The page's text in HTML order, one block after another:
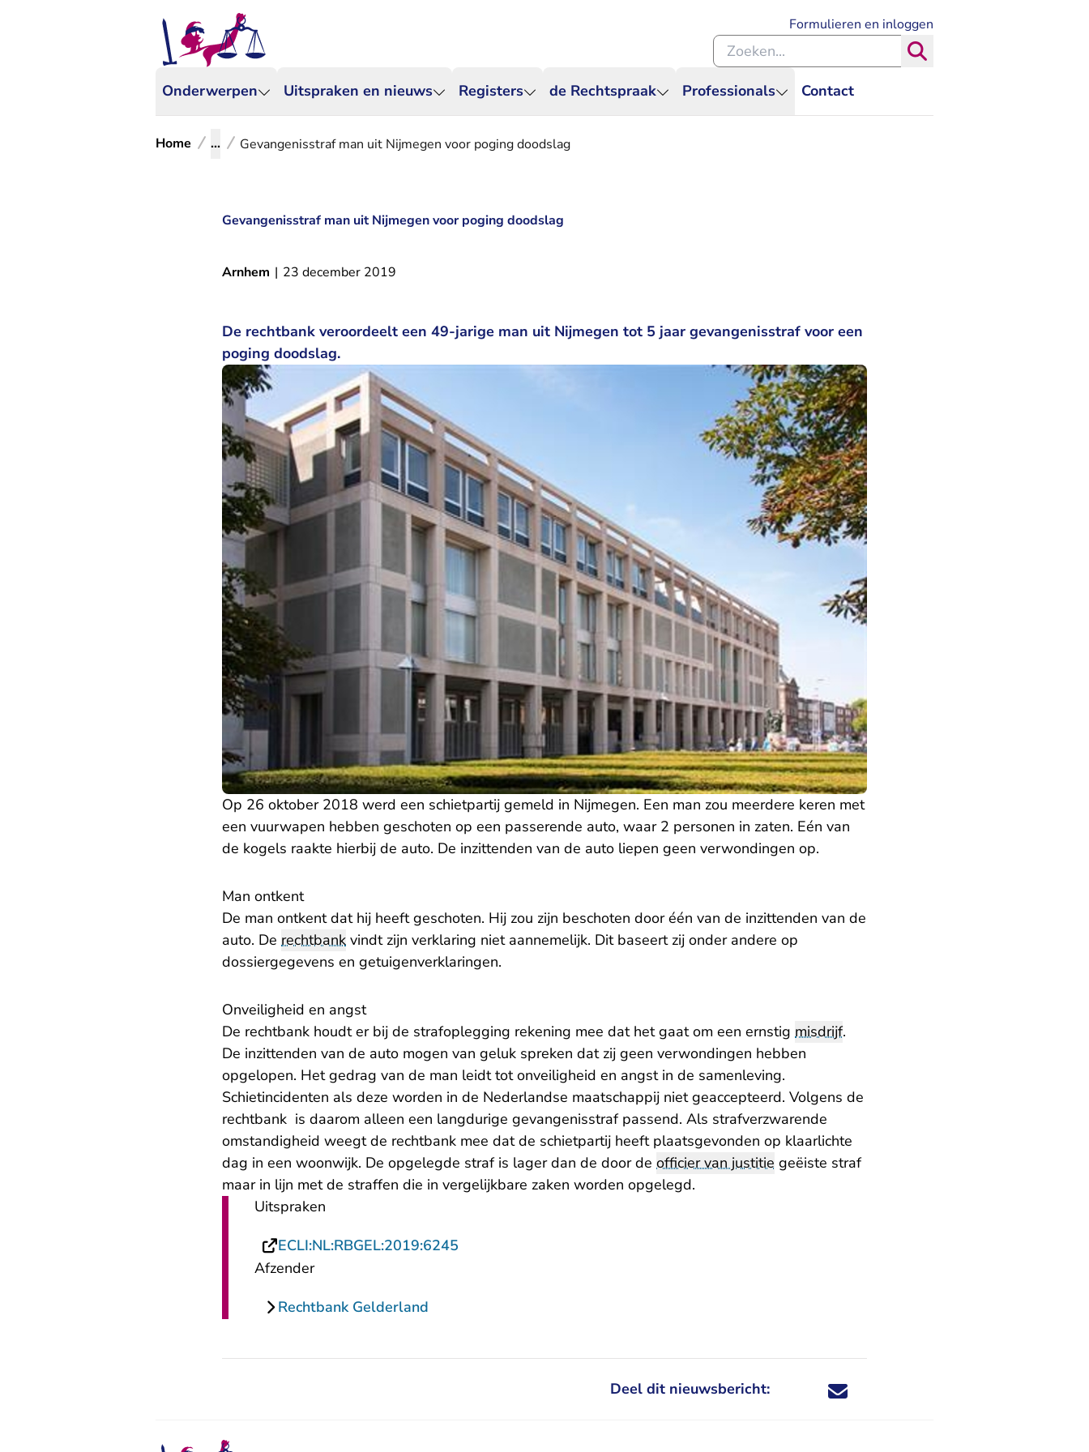
Onderwerpen Uitspraken en nieuws Registers de Rechtspraak Professionals Contact
Formulieren en inloggen
Zoeken binnen de Rechtspraak
Home ... Gevangenisstraf man uit Nijmegen voor poging doodslag
Gevangenisstraf man uit Nijmegen voor poging doodslag
Arnhem | 23 december 2019
De rechtbank veroordeelt een 49-jarige man uit Nijmegen tot 5 jaar gevangenisstraf voor een
poging doodslag.
Op 26 oktober 2018 werd een schietpartij gemeld in Nijmegen. Een man zou meerdere keren met
een vuurwapen hebben geschoten op een passerende auto, waar 2 personen in zaten. Eén van
de kogels raakte hierbij de auto. De inzittenden van de auto liepen geen verwondingen op.
Man ontkent
De man ontkent dat hij heeft geschoten. Hij zou zijn beschoten door één van de inzittenden van de
auto. De rechtbank vindt zijn verklaring niet aannemelijk. Dit baseert zij onder andere op
dossiergegevens en getuigenverklaringen.
Onveiligheid en angst
De rechtbank houdt er bij de strafoplegging rekening mee dat het gaat om een ernstig misdrijf.
De inzittenden van de auto mogen van geluk spreken dat zij geen verwondingen hebben
opgelopen. Het gedrag van de man leidt tot onveiligheid en angst in de samenleving.
Schietincidenten als deze worden in de Nederlandse maatschappij niet geaccepteerd. Volgens de
rechtbank is daarom alleen een langdurige gevangenisstraf passend. Als strafverzwarende
omstandigheid weegt de rechtbank mee dat de schietpartij heeft plaatsgevonden op klaarlichte
dag in een woonwijk. De opgelegde straf is lager dan de door de officier van justitie geëiste straf
maar in lijn met de straffen die in vergelijkbare zaken worden opgelegd.
Uitspraken
ECLI:NL:RBGEL:2019:6245
Afzender
Rechtbank Gelderland
Deel dit nieuwsbericht: Deel dit nieuwsbericht via X - U verlaat
Deel dit nieuwsbericht via Facebook - U
Deel dit nieuwsbericht via e-mail
Deel dit nieuwsbericht via LinkedIn - U